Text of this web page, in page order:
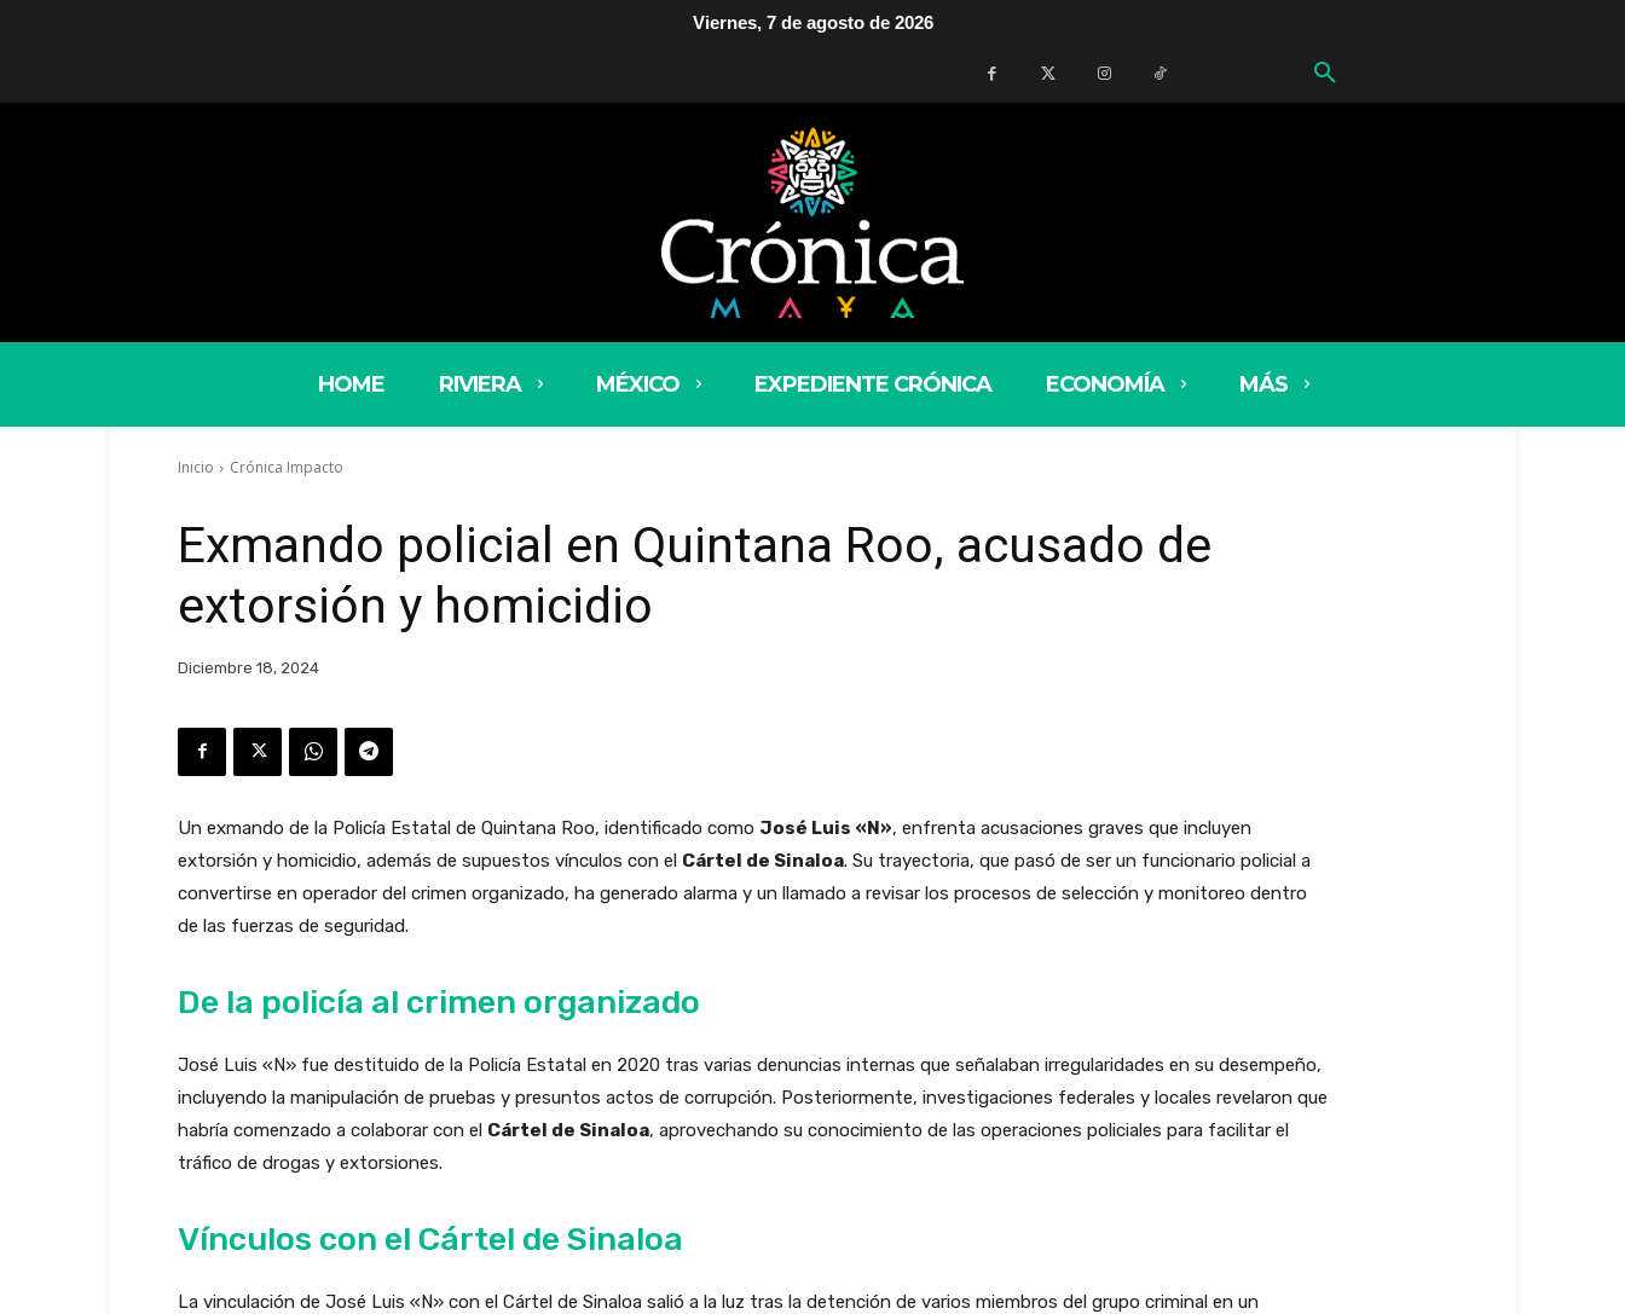
Viernes, 7 de agosto de 2026
HOME RIVIERA MÉXICO EXPEDIENTE CRÓNICA ECONOMÍA MÁS
Inicio Crónica Impacto
Exmando policial en Quintana Roo, acusado de
extorsión y homicidio
Diciembre 18, 2024
Un exmando de la Policía Estatal de Quintana Roo, identificado como José Luis «N», enfrenta acusaciones graves que incluyen
extorsión y homicidio, además de supuestos vínculos con el Cártel de Sinaloa. Su trayectoria, que pasó de ser un funcionario policial a
convertirse en operador del crimen organizado, ha generado alarma y un llamado a revisar los procesos de selección y monitoreo dentro
de las fuerzas de seguridad.
De la policía al crimen organizado
José Luis «N» fue destituido de la Policía Estatal en 2020 tras varias denuncias internas que señalaban irregularidades en su desempeño,
incluyendo la manipulación de pruebas y presuntos actos de corrupción. Posteriormente, investigaciones federales y locales revelaron que
habría comenzado a colaborar con el Cártel de Sinaloa, aprovechando su conocimiento de las operaciones policiales para facilitar el
tráfico de drogas y extorsiones.
Vínculos con el Cártel de Sinaloa
La vinculación de José Luis «N» con el Cártel de Sinaloa salió a la luz tras la detención de varios miembros del grupo criminal en un